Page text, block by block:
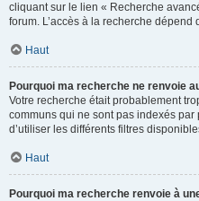
cliquant sur le lien « Recherche
forum. L’accès à la recherche dépend
Haut
Pourquoi ma recherche ne renvoie
Votre recherche était probablement
communs qui ne sont pas indexés par
d’utiliser les différents filtres
Haut
Pourquoi ma recherche renvoie à